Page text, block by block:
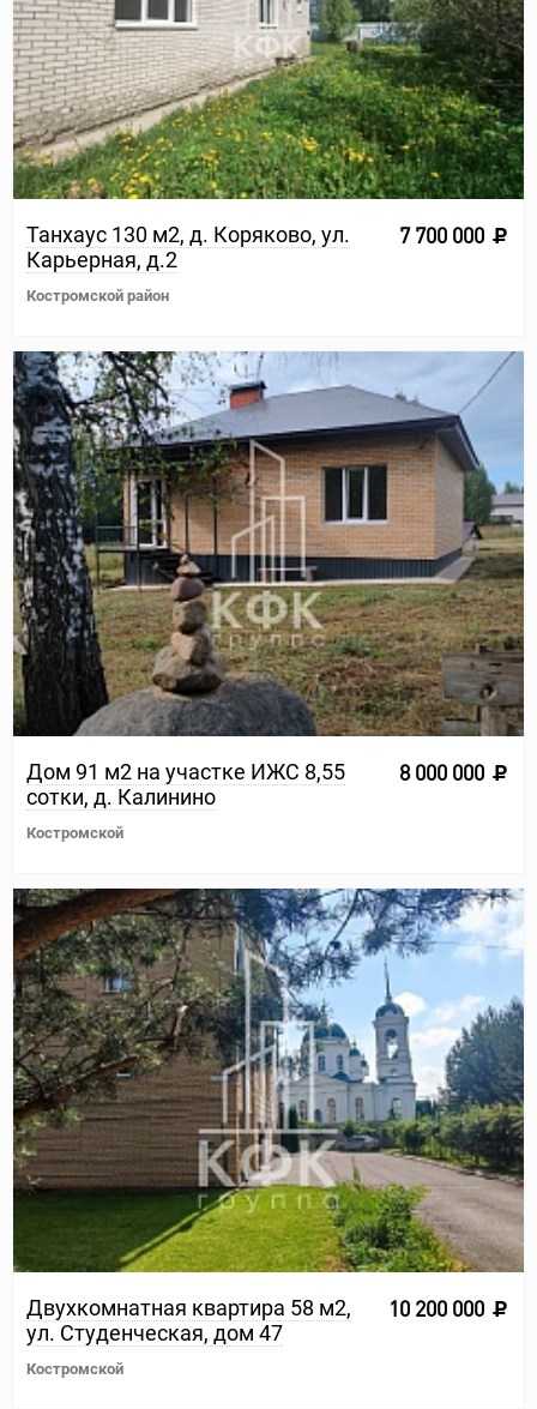
Танхаус 130 м2, д. Коряково, ул.
Карьерная, д.2
7 700 000
Костромской район
Дом 91 м2 на участке ИЖС 8,55
сотки, д. Калинино
8 000 000
Костромской
Двухкомнатная квартира 58 м2,
ул. Студенческая, дом 47
10 200 000
Костромской